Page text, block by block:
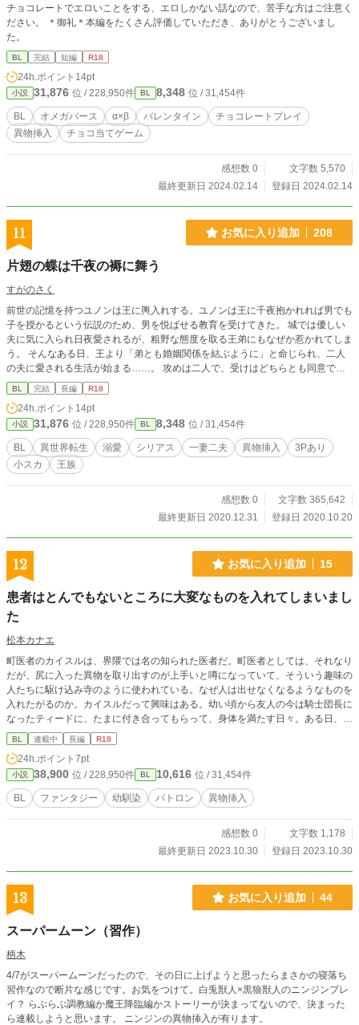
チョコレートでエロいことをする、エロしかない話なので、苦手な方はご注意く
ださい。 ＊御礼＊本編をたくさん評価していただき、ありがとうございまし
た。
BL 完結 短編 R18
24h.ポイント 14pt
小説 31,876 位 / 228,950件 BL 8,348 位 / 31,454件
BL オメガバース α×β バレンタイン
チョコレートプレイ
異物挿入
チョコ当てゲーム
感想数 0
文字数 5,570
最終更新日 2024.02.14
登録日 2024.02.14
11 お気に入り追加 208
片翅の蝶は千夜の褥に舞う
すがのさく
前世の記憶を持つユノンは王に輿入れする。ユノンは王に千夜抱かれれば男でも
子を授かるという伝説のため、男を悦ばせる教育を受けてきた。 城では優しい
夫に気に入られ日夜愛されるが、粗野な態度を取る王弟にもなぜか惹かれてしま
う。 そんなある日、王より「弟とも婚姻関係を結ぶように」と命じられ、二人
の夫に愛される生活が始まる……。 攻めは二人で、受けはどちらとも同意で
す。R18シーンには※。 軽めですが小スカ表現を使った場面もあります。 攻め×
受けの行為にもう一人脇キャラを挟むことがあります。サンドイッチが苦手な方
はご注意ください。 尺を気にせずエロを書いているため、物語の進行は遅めと
思います。 ムーンライトノベルズさんでも公開しております。
BL 完結 長編 R18
24h.ポイント 14pt
小説 31,876 位 / 228,950件 BL 8,348 位 / 31,454件
BL 異世界転生 溺愛 シリアス 一妻二夫 異物挿入
3Pあり
小スカ
王族
感想数 0
文字数 365,642
最終更新日 2020.12.31
登録日 2020.10.20
12 お気に入り追加 15
患者はとんでもないところに大変なものを入れてしまいまし
た
松本カナエ
町医者のカイスルは、界隈では名の知られた医者だ。町医者としては、それなり
だが、尻に入った異物を取り出すのが上手いと噂になっていて、そういう趣味の
人たちに駆け込み寺のように使われている。なぜ人は出せなくなるようなものを
入れたがるのか。カイスルだって興味はある。幼い頃から友人の今は騎士団長に
なったティードに、たまに付き合ってもらって、身体を満たす日々。ある日、テ
ィードまでカイスルの患者になってしまい、大変なものを入れてしまう。おいお
前は阿呆なのか、いい加減にしろ。
BL 連載中 長編 R18
24h.ポイント 7pt
小説 38,900 位 / 228,950件 BL 10,616 位 / 31,454件
BL ファンタジー 幼馴染 パトロン 異物挿入
感想数 0
文字数 1,178
最終更新日 2023.10.30
登録日 2023.10.30
13 お気に入り追加 44
スーパームーン（習作）
柄木
4/7がスーパームーンだったので、その日に上げようと思ったらまさかの寝落ち
習作なので断片な感じです。お気をつけて。白兎獣人×黒狼獣人のニンジンプレ
イ？ らぶらぶ調教編か魔王降臨編かストーリーが決まってないので、決まった
ら連載しようと思います。 ニンジンの異物挿入が有ります。